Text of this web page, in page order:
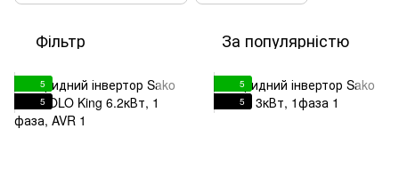
Фільтр За популярністю
5
5
5
5